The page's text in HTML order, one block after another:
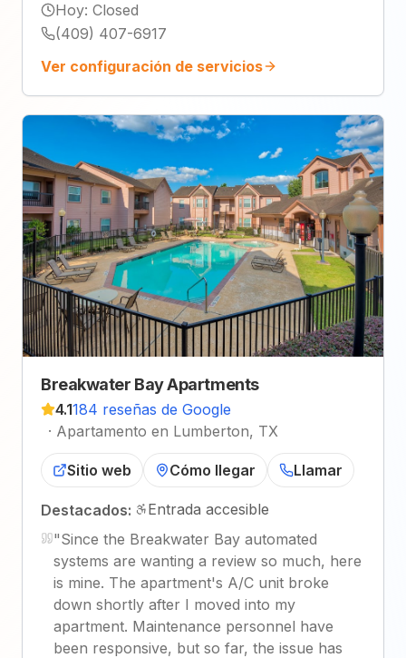
Hoy: Closed
(409) 407-6917
Ver configuración de servicios
Breakwater Bay Apartments
4.1184 reseñas de Google
· Apartamento en Lumberton, TX
Sitio web Cómo llegar Llamar
Destacados:
Entrada accesible
"Since the Breakwater Bay automated
systems are wanting a review so much, here
is mine. The apartment's A/C unit broke
down shortly after I moved into my
apartment. Maintenance personnel have
been responsive, but so far, the issue has